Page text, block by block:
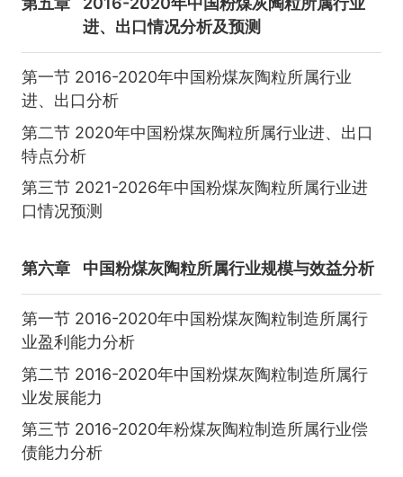
进、出口情况分析及预测
第一节 2016-2020年中国粉煤灰陶粒所属行业
进、出口分析
第二节 2020年中国粉煤灰陶粒所属行业进、出口
特点分析
第三节 2021-2026年中国粉煤灰陶粒所属行业进
口情况预测
第六章 中国粉煤灰陶粒所属行业规模与效益分析
第一节 2016-2020年中国粉煤灰陶粒制造所属行
业盈利能力分析
第二节 2016-2020年中国粉煤灰陶粒制造所属行
业发展能力
第三节 2016-2020年粉煤灰陶粒制造所属行业偿
债能力分析